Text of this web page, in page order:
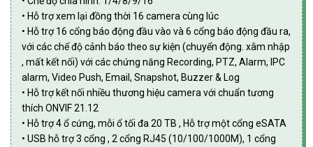
• Hỗ trợ xem lại đồng thời 16 camera cùng lúc
• Hỗ trợ 16 cổng báo động đầu vào và 6 cổng báo động đầu ra,
với các chế độ cảnh báo theo sự kiện (chuyển động. xâm nhập
, mất kết nối) với các chứng năng Recording, PTZ, Alarm, IPC
alarm, Video Push, Email, Snapshot, Buzzer & Log
• Hỗ trợ kết nối nhiều thương hiệu camera với chuẩn tương
thích ONVIF 21.12
• Hỗ trợ 4 ổ cứng, mỗi ổ tối đa 20 TB , Hỗ trợ một cổng eSATA
• USB hỗ trợ 3 cổng , 2 cổng RJ45 (10/100/1000M), 1 cổng